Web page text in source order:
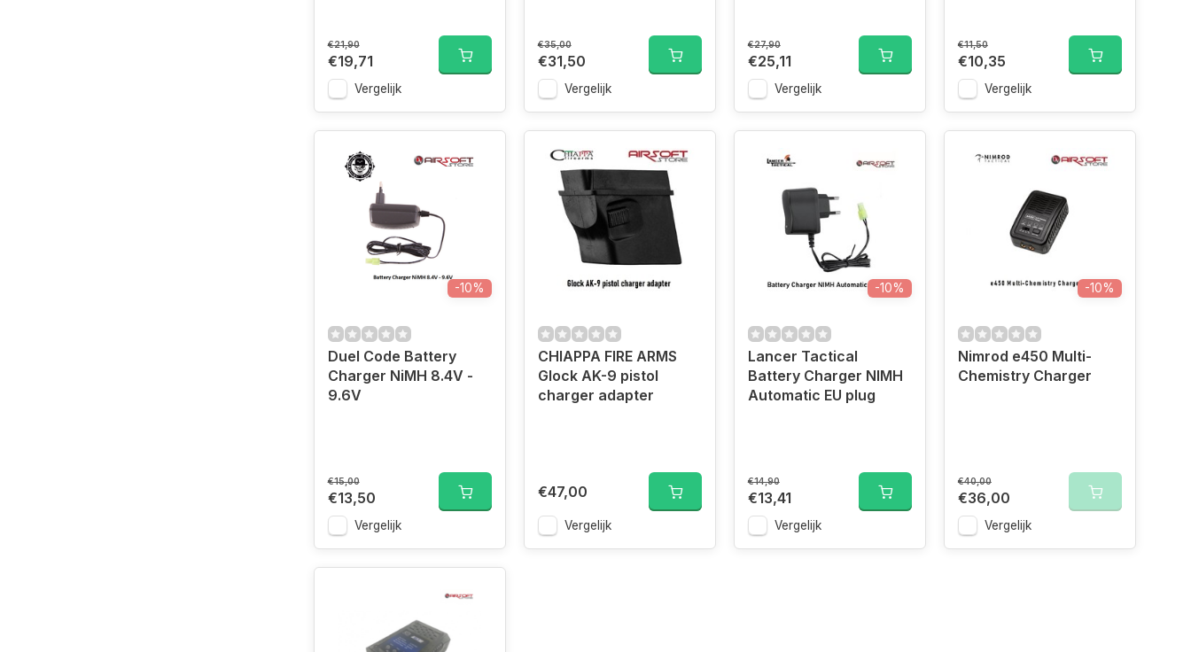
€21,90
€19,71
Vergelijk
€35,00
€31,50
Vergelijk
€27,90
€25,11
Vergelijk
€11,50
€10,35
Vergelijk
-10%
Duel Code Battery
Charger NiMH 8.4V -
9.6V
€15,00
€13,50
Vergelijk
CHIAPPA FIRE ARMS
Glock AK-9 pistol
charger adapter
€47,00
Vergelijk
-10%
Lancer Tactical
Battery Charger NIMH
Automatic EU plug
€14,90
€13,41
Vergelijk
-10%
Nimrod e450 Multi-
Chemistry Charger
€40,00
€36,00
Vergelijk